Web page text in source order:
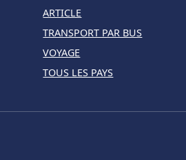
ARTICLE
TRANSPORT PAR BUS
VOYAGE
TOUS LES PAYS